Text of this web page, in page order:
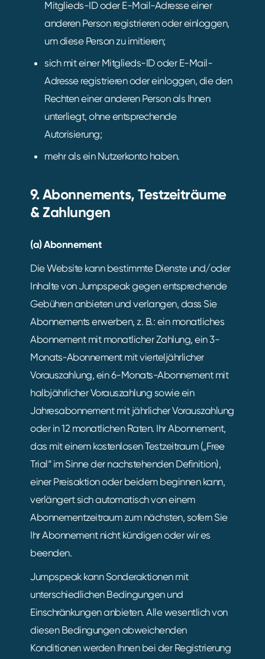
Mitglieds-ID oder E-Mail-Adresse einer
anderen Person registrieren oder einloggen,
um diese Person zu imitieren;
sich mit einer Mitglieds-ID oder E-Mail-
Adresse registrieren oder einloggen, die den
Rechten einer anderen Person als Ihnen
unterliegt, ohne entsprechende
Autorisierung;
mehr als ein Nutzerkonto haben.
9. Abonnements, Testzeiträume
& Zahlungen
(a) Abonnement
Die Website kann bestimmte Dienste und/oder
Inhalte von Jumpspeak gegen entsprechende
Gebühren anbieten und verlangen, dass Sie
Abonnements erwerben, z. B.: ein monatliches
Abonnement mit monatlicher Zahlung, ein 3-
Monats-Abonnement mit vierteljährlicher
Vorauszahlung, ein 6-Monats-Abonnement mit
halbjährlicher Vorauszahlung sowie ein
Jahresabonnement mit jährlicher Vorauszahlung
oder in 12 monatlichen Raten. Ihr Abonnement,
das mit einem kostenlosen Testzeitraum („Free
Trial“ im Sinne der nachstehenden Definition),
einer Preisaktion oder beidem beginnen kann,
verlängert sich automatisch von einem
Abonnementzeitraum zum nächsten, sofern Sie
Ihr Abonnement nicht kündigen oder wir es
beenden.
Jumpspeak kann Sonderaktionen mit
unterschiedlichen Bedingungen und
Einschränkungen anbieten. Alle wesentlich von
diesen Bedingungen abweichenden
Konditionen werden Ihnen bei der Registrierung